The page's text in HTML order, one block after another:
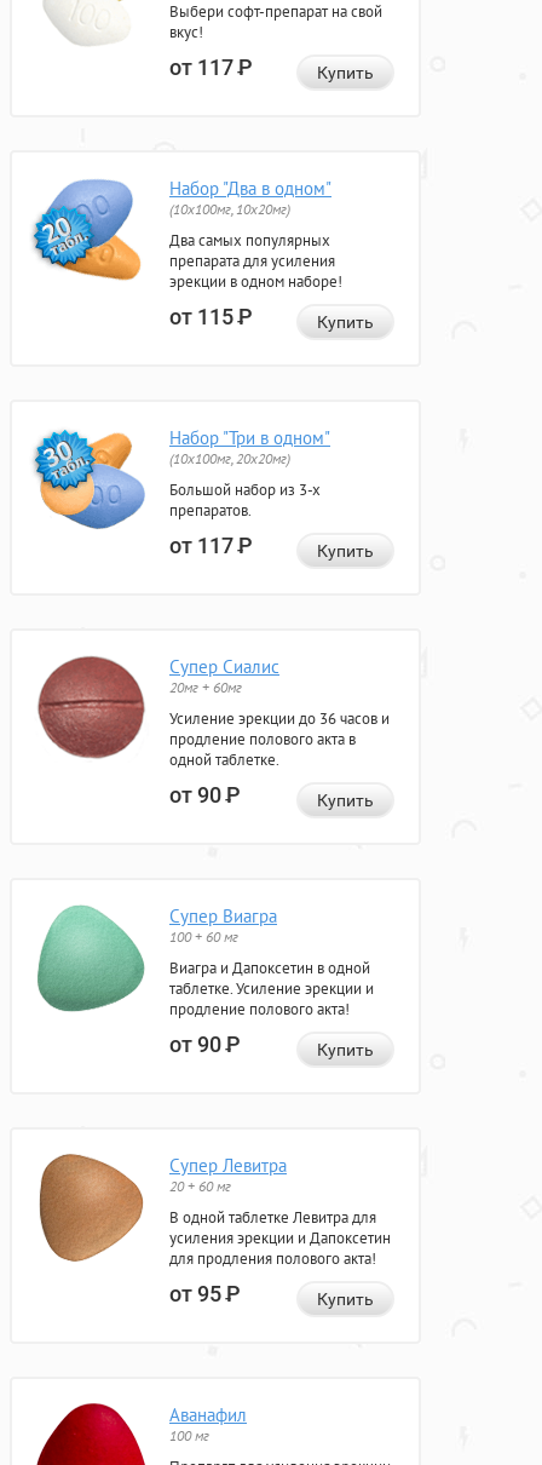
Выбери софт-препарат на свой
вкус!
от 117Р Купить
Набор "Два в одном"
(10x100мг, 10x20мг)
Два самых популярных
препарата для усиления
эрекции в одном наборе!
от 115Р Купить
Набор "Три в одном"
(10x100мг, 20x20мг)
Большой набор из 3-х
препаратов.
от 117Р Купить
Супер Сиалис
20мг + 60мг
Усиление эрекции до 36 часов и
продление полового акта в
одной таблетке.
от 90Р Купить
Супер Виагра
100 + 60 мг
Виагра и Дапоксетин в одной
таблетке. Усиление эрекции и
продление полового акта!
от 90Р Купить
Супер Левитра
20 + 60 мг
В одной таблетке Левитра для
усиления эрекции и Дапоксетин
для продления полового акта!
от 95Р Купить
Аванафил
100 мг